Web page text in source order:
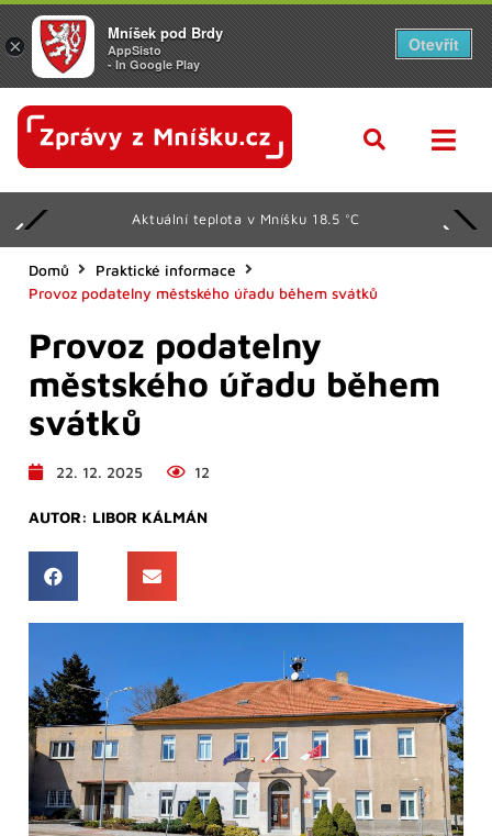
Aktuální teplota v Mníšku 18.5 °C
Domů
Praktické informace
Provoz podatelny městského úřadu během svátků
Provoz podatelny
městského úřadu během
svátků
22. 12. 2025 12
AUTOR: LIBOR KÁLMÁN
×
Mníšek pod Brdy
AppSisto
- In Google Play
Otevřít